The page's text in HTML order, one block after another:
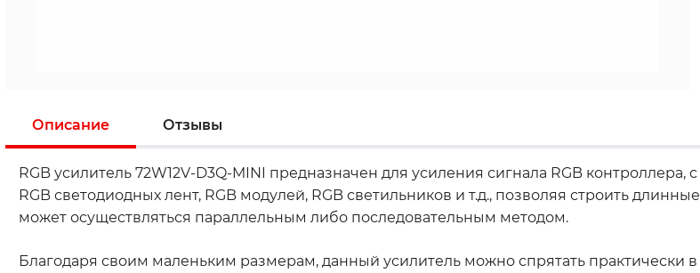
Описание Отзывы
RGB усилитель 72W12V-D3Q-MINI предназначен для усиления сигнала RGB
RGB светодиодных лент, RGB модулей, RGB светильников и т.д., позволяя строить
может осуществляться параллельным либо последовательным методом.
Благодаря своим маленьким размерам, данный усилитель можно спрятать